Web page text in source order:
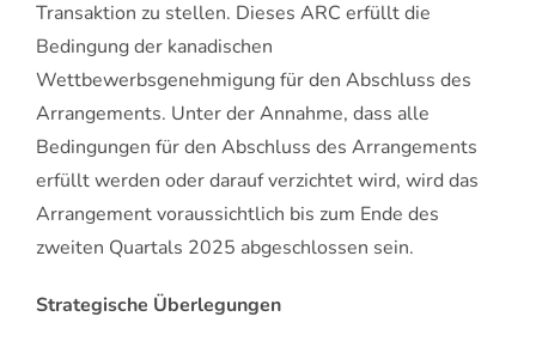
Transaktion zu stellen. Dieses ARC erfüllt die
Bedingung der kanadischen
Wettbewerbsgenehmigung für den Abschluss des
Arrangements. Unter der Annahme, dass alle
Bedingungen für den Abschluss des Arrangements
erfüllt werden oder darauf verzichtet wird, wird das
Arrangement voraussichtlich bis zum Ende des
zweiten Quartals 2025 abgeschlossen sein.
Strategische Überlegungen